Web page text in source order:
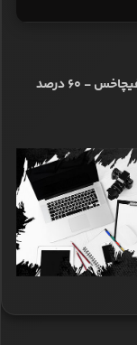
- ۶۰ درصد